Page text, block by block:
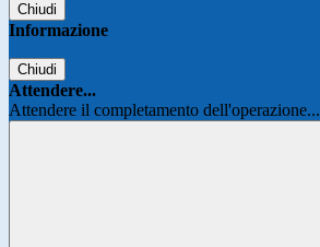
Chiudi
Informazione
Chiudi
Attendere...
Attendere il completamento dell'operazione...